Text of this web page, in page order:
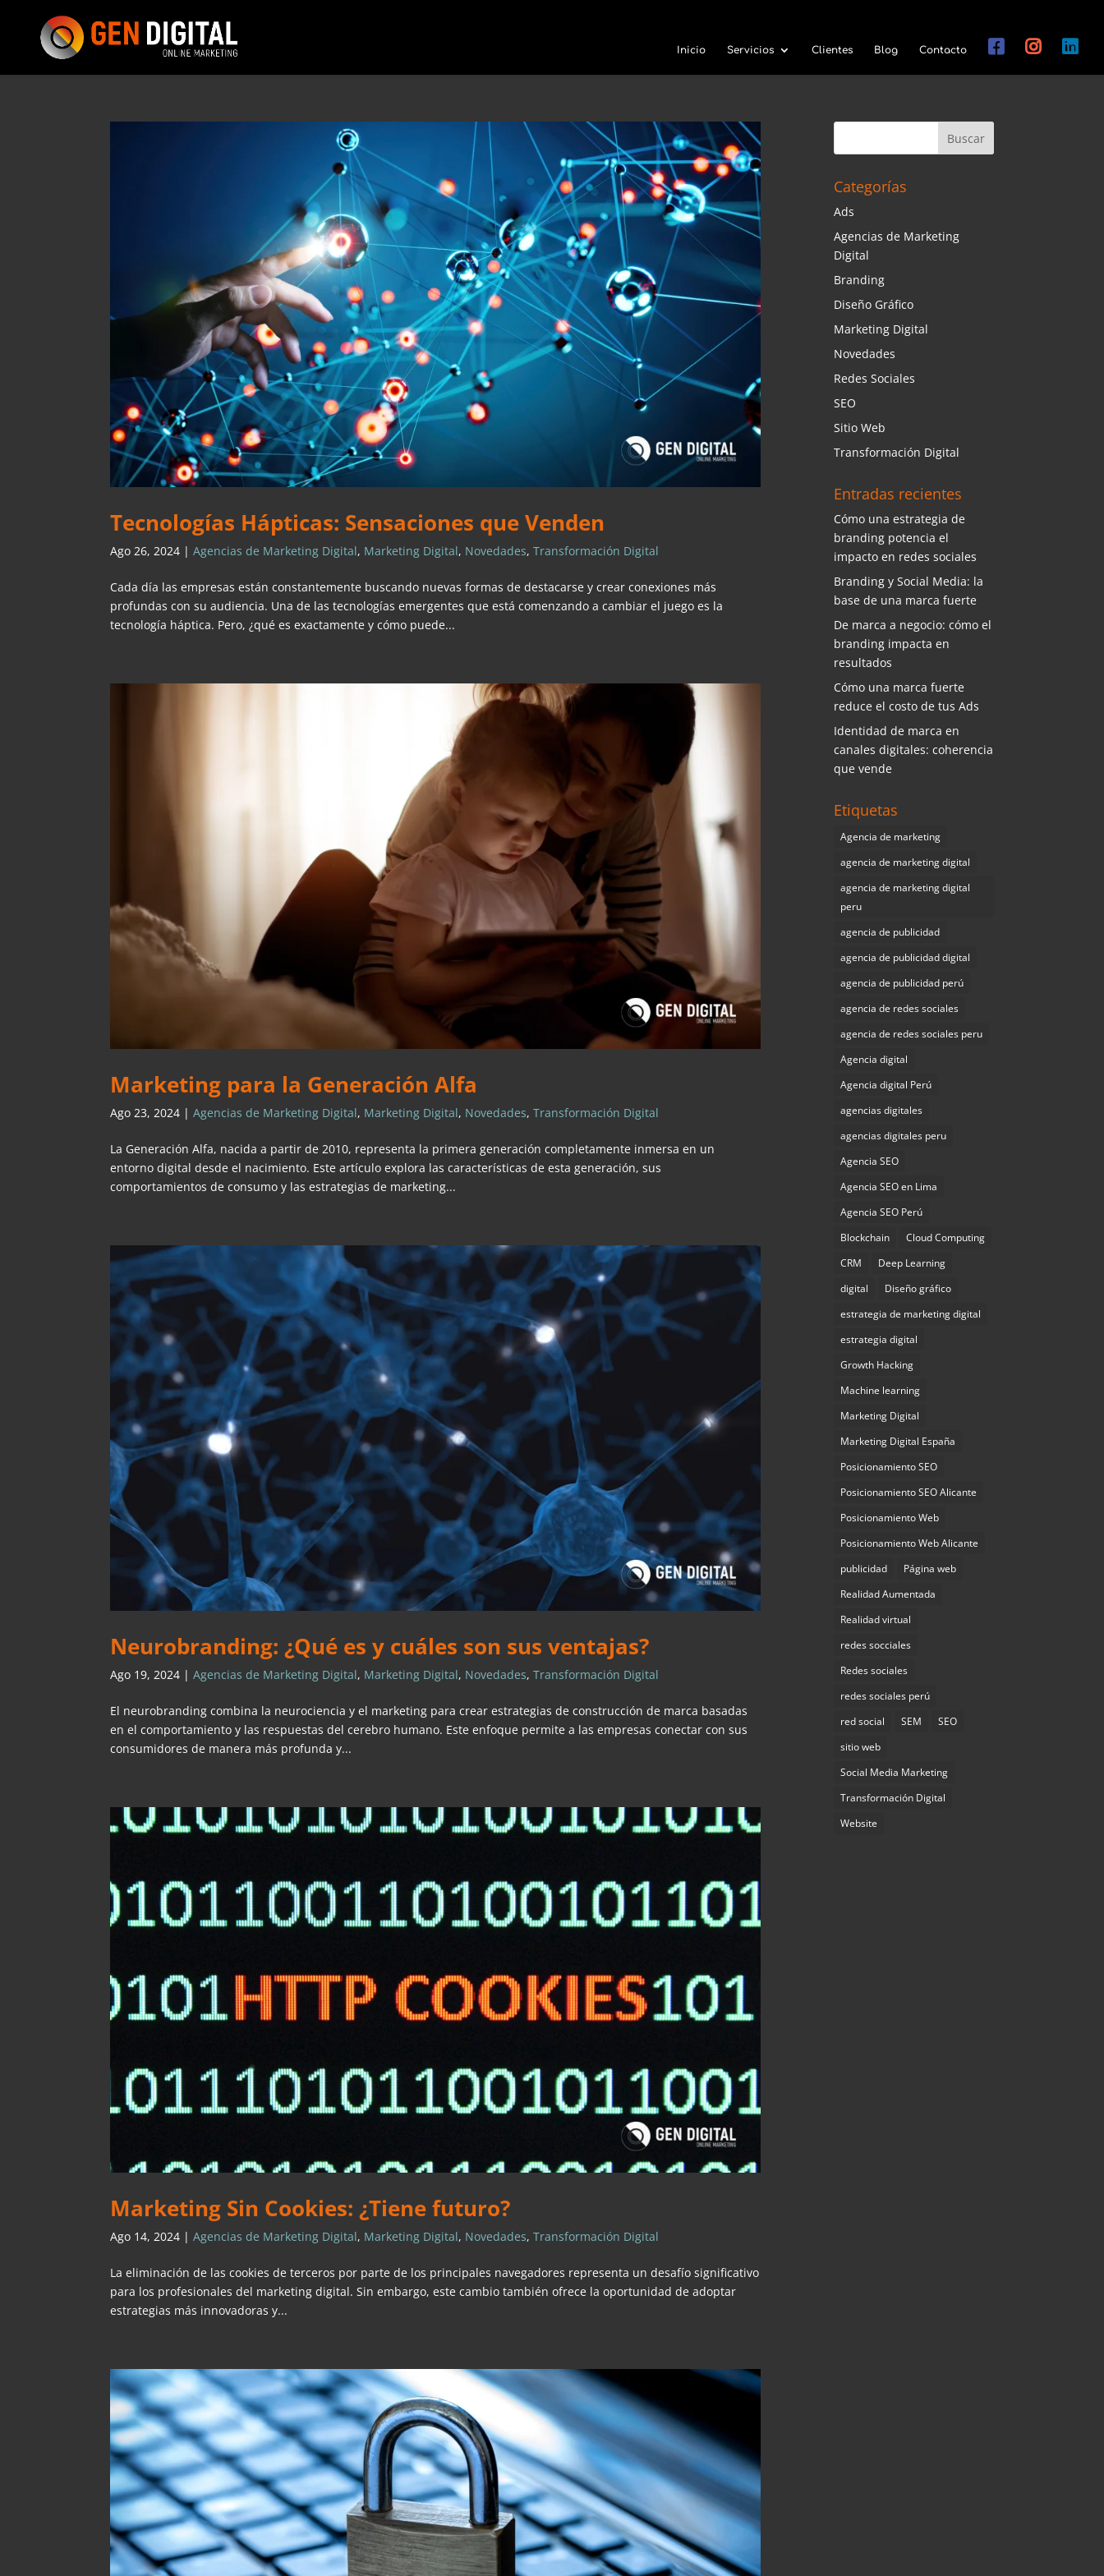
Inicio Servicios Clientes Blog Contacto
Tecnologías Hápticas: Sensaciones que Venden
Ago 26, 2024 |Agencias de Marketing Digital, Marketing Digital, Novedades,Transformación Digital
Cada día las empresas están constantemente buscando nuevas formas de destacarse y crear conexiones más
profundas con su audiencia. Una de las tecnologías emergentes que está comenzando a cambiar el juego es la
tecnología háptica. Pero, ¿qué es exactamente y cómo puede...
Marketing para la Generación Alfa
Ago 23, 2024 |Agencias de Marketing Digital, Marketing Digital, Novedades,Transformación Digital
La Generación Alfa, nacida a partir de 2010, representa la primera generación completamente inmersa en un
entorno digital desde el nacimiento. Este artículo explora las características de esta generación, sus
comportamientos de consumo y las estrategias de marketing...
Neurobranding: ¿Qué es y cuáles son sus ventajas?
Ago 19, 2024 |Agencias de Marketing Digital, Marketing Digital, Novedades,Transformación Digital
El neurobranding combina la neurociencia y el marketing para crear estrategias de construcción de marca basadas
en el comportamiento y las respuestas del cerebro humano. Este enfoque permite a las empresas conectar con sus
consumidores de manera más profunda y...
Marketing Sin Cookies: ¿Tiene futuro?
Ago 14, 2024 |Agencias de Marketing Digital, Marketing Digital, Novedades,Transformación Digital
La eliminación de las cookies de terceros por parte de los principales navegadores representa un desafío significativo
para los profesionales del marketing digital. Sin embargo, este cambio también ofrece la oportunidad de adoptar
estrategias más innovadoras y...
Categorías
Ads
Agencias de Marketing
Digital
Branding
Diseño Gráfico
Marketing Digital
Novedades
Redes Sociales
SEO
Sitio Web
Transformación Digital
Entradas recientes
Cómo una estrategia de
branding potencia el
impacto en redes sociales
Branding y Social Media: la
base de una marca fuerte
De marca a negocio: cómo el
branding impacta en
resultados
Cómo una marca fuerte
reduce el costo de tus Ads
Identidad de marca en
canales digitales: coherencia
que vende
Etiquetas
Agencia de marketing
agencia de marketing digital
agencia de marketing digital
peru
agencia de publicidad
agencia de publicidad digital
agencia de publicidad perú
agencia de redes sociales
agencia de redes sociales peru
Agencia digital
Agencia digital Perú
agencias digitales
agencias digitales peru
Agencia SEO
Agencia SEO en Lima
Agencia SEO Perú
Blockchain
Cloud Computing
CRM
Deep Learning
digital
Diseño gráfico
estrategia de marketing digital
estrategia digital
Growth Hacking
Machine learning
Marketing Digital
Marketing Digital España
Posicionamiento SEO
Posicionamiento SEO Alicante
Posicionamiento Web
Posicionamiento Web Alicante
publicidad
Página web
Realidad Aumentada
Realidad virtual
redes socciales
Redes sociales
redes sociales perú
red social
SEM
SEO
sitio web
Social Media Marketing
Transformación Digital
Website